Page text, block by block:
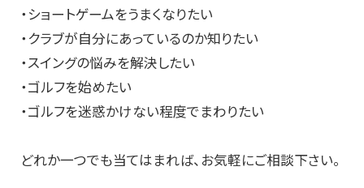
・ショートゲームをうまくなりたい
・クラブが自分にあっているのか知りたい
・スイングの悩みを解決したい
・ゴルフを始めたい
・ゴルフを迷惑かけない程度でまわりたい
どれか一つでも当てはまれば、お気軽にご相談下さい。